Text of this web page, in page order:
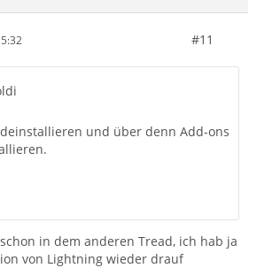
#11
und über denn Add-ons
in dem anderen Tread, ich hab ja
von Lightning wieder drauf